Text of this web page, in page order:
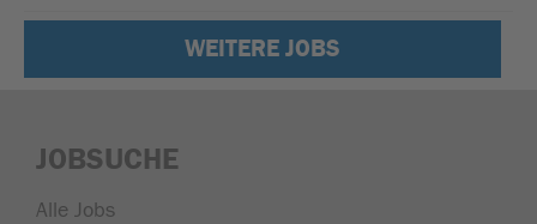
WEITERE JOBS
JOBSUCHE
Alle Jobs